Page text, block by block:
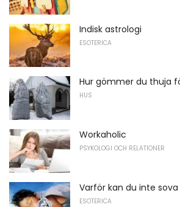
Indisk astrologi
ESOTERICA
Hur gömmer du thuja
HUS
Workaholic
PSYKOLOGI OCH RELATIONER
Varför kan du inte
ESOTERICA